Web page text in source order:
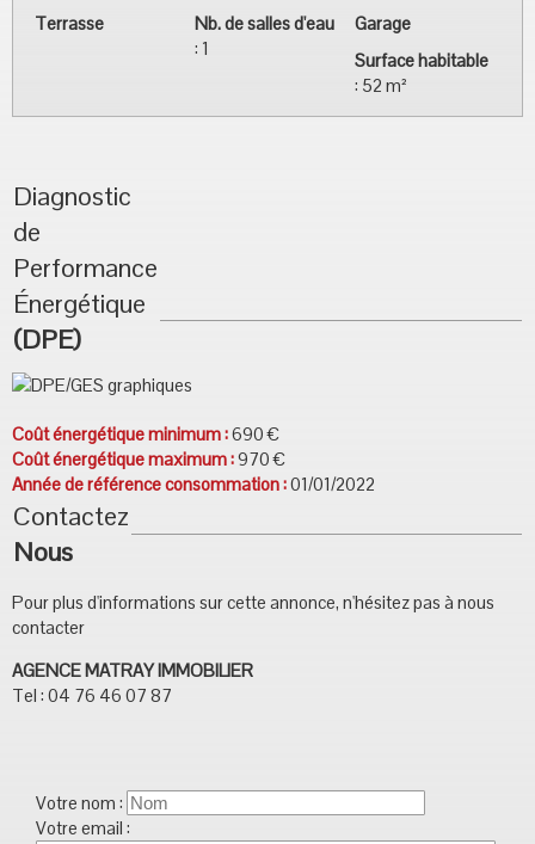
Terrasse
Nb. de salles d'eau
: 1
Garage
Surface habitable
: 52 m²
Diagnostic
de
Performance
Énergétique
(DPE)
Coût énergétique minimum :690 €
Coût énergétique maximum :970 €
Année de référence consommation :01/01/2022
Contactez
Nous
Pour plus d'informations sur cette annonce, n'hésitez pas à nous
contacter
AGENCE MATRAY IMMOBILIER
Tel : 04 76 46 07 87
Votre nom :
Votre email :